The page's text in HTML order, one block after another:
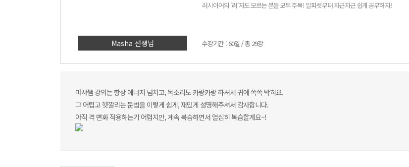
Masha 선생님
러시아어의 '러'자도 모르는 분들 모두 주목! 알파벳부터 차근차근 쉽게 공부하자!
수강기간 : 60일 / 총 29강
마샤쌤 강의는 항상 에너지 넘치고, 목소리도 카랑카랑 하셔서 귀에 쏙쏙 박혀요.
그 어렵고 헷깔리는 문법을 이렇게 쉽게, 재밌게 설명해주셔서 감사합니다.
아직 격 변화 적용하는기 어렵지만, 계속 복습하면서 열심히 복습할게요~!